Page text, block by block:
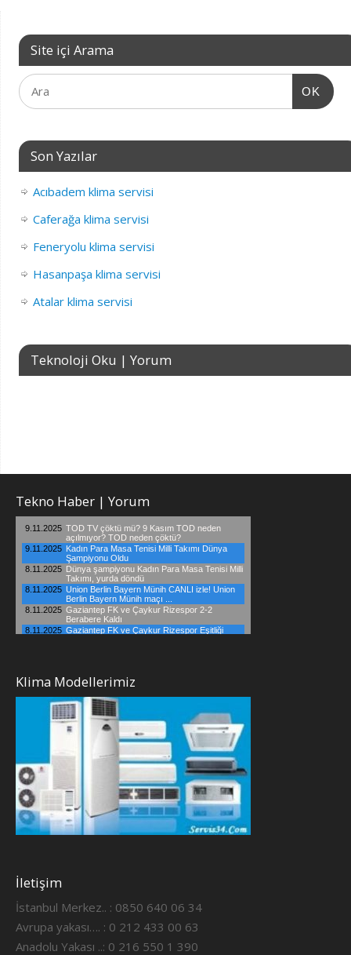
Site içi Arama
OK
Son Yazılar
Acıbadem klima servisi
Caferağa klima servisi
Feneryolu klima servisi
Hasanpaşa klima servisi
Atalar klima servisi
Teknoloji Oku | Yorum
Tekno Haber | Yorum
Klima Modellerimiz
İletişim
İstanbul Merkez.. : 0850 640 06 34
Avrupa yakası…. : 0 212 433 00 63
Anadolu Yakası ..: 0 216 550 1 390